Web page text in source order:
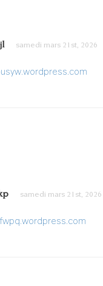
samedi mars 21st, 2026
samedi mars 21st, 2026